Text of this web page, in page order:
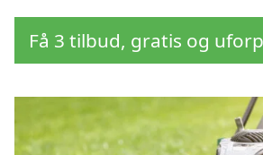
Få 3 tilbud, gratis og